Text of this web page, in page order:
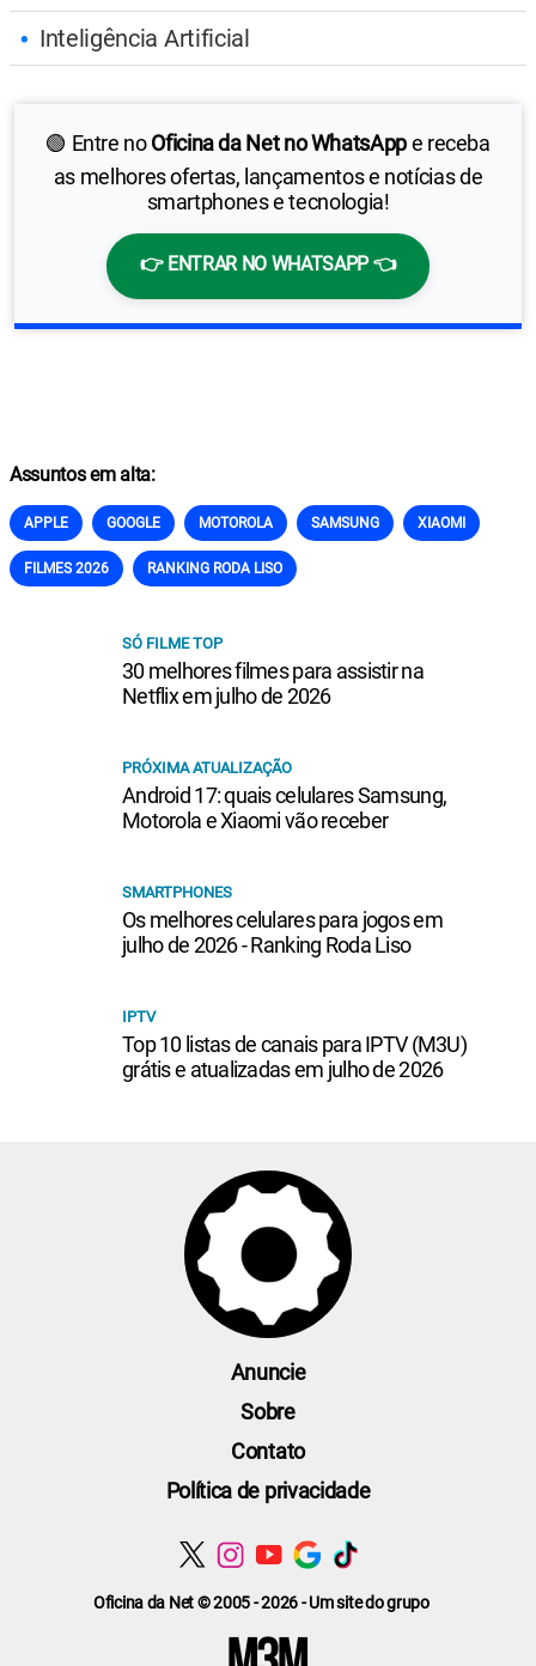
Inteligência Artificial
🟢 Entre noOficina da Net no WhatsAppe receba
as melhores ofertas, lançamentos e notícias de
smartphones e tecnologia!
👉 ENTRAR NO WHATSAPP 👈
Assuntos em alta:
APPLE GOOGLE MOTOROLA SAMSUNG XIAOMI
FILMES 2026 RANKING RODA LISO
SÓ FILME TOP
30 melhores filmes para assistir na
Netflix em julho de 2026
PRÓXIMA ATUALIZAÇÃO
Android 17: quais celulares Samsung,
Motorola e Xiaomi vão receber
SMARTPHONES
Os melhores celulares para jogos em
julho de 2026 - Ranking Roda Liso
IPTV
Top 10 listas de canais para IPTV (M3U)
grátis e atualizadas em julho de 2026
Oficina da Net © 2005 - 2026 - Um site do grupo
Anuncie
Sobre
Contato
Política de privacidade